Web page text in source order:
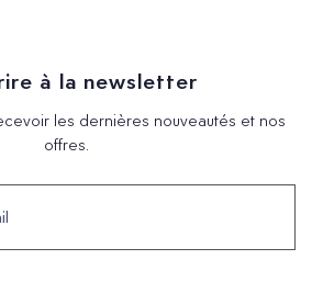
à la newsletter
les dernières nouveautés et nos
offres.